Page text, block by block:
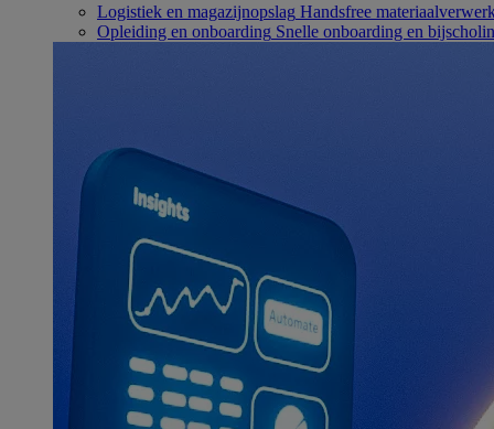
Logistiek en magazijnopslag Handsfree
Opleiding en onboarding Snelle onboarding en